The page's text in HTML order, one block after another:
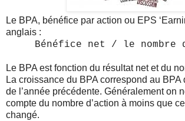
Le BPA, bénéfice par action ou EPS
anglais :
Bénéfice net / le nombre
Le BPA est fonction du résultat net et du
La croissance du BPA correspond au BPA
de l’année précédente. Généralement on
compte du nombre d’action à moins que
changé.